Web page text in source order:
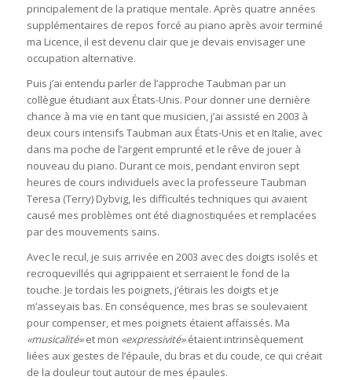
principalement de la pratique mentale. Après quatre années
supplémentaires de repos forcé au piano après avoir terminé
ma Licence, il est devenu clair que je devais envisager une
occupation alternative.
Puis j’ai entendu parler de l’approche Taubman par un
collègue étudiant aux États-Unis. Pour donner une dernière
chance à ma vie en tant que musicien, j’ai assisté en 2003 à
deux cours intensifs Taubman aux États-Unis et en Italie, avec
dans ma poche de l’argent emprunté et le rêve de jouer à
nouveau du piano. Durant ce mois, pendant environ sept
heures de cours individuels avec la professeure Taubman
Teresa (Terry) Dybvig, les difficultés techniques qui avaient
causé mes problèmes ont été diagnostiquées et remplacées
par des mouvements sains.
Avec le recul, je suis arrivée en 2003 avec des doigts isolés et
recroquevillés qui agrippaient et serraient le fond de la
touche. Je tordais les poignets, j’étirais les doigts et je
m’asseyais bas. En conséquence, mes bras se soulevaient
pour compenser, et mes poignets étaient affaissés. Ma
«musicalité»et mon «expressivité»étaient intrinsèquement
liées aux gestes de l’épaule, du bras et du coude, ce qui créait
de la douleur tout autour de mes épaules.